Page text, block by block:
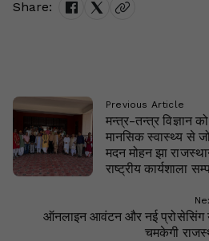
Share:
Previous Article
मन्त्र-तन्त्र विज्ञान
मानसिक स्वास्थ्य से
मदन मोहन झा
राष्ट्रीय कार्यशाला
ऑनलाइन आवंटन और नई प्रोसेसिंग
चमकेगी